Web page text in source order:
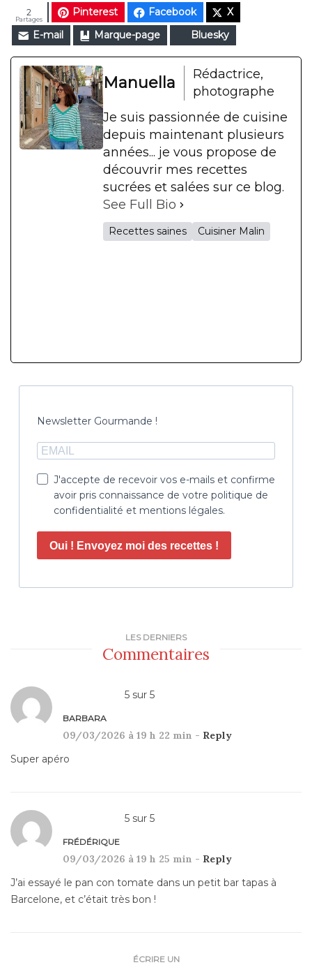
Pinterest Facebook
X
E-mail
Marque-page Bluesky
Partages
2
Manuella
Rédactrice,
photographe
Je suis passionnée de cuisine
depuis maintenant plusieurs
années... je vous propose de
découvrir mes recettes
sucrées et salées sur ce blog.
See Full Bio
Recettes saines Cuisiner Malin
Newsletter Gourmande !
J'accepte de recevoir vos e-mails et confirme
avoir pris connaissance de votre politique de
confidentialité et mentions légales.
Oui ! Envoyez moi des recettes !
LES DERNIERS
Commentaires
5 sur 5
BARBARA
09/03/2026 à 19 h 22 min - Reply
Super apéro
5 sur 5
FRÉDÉRIQUE
09/03/2026 à 19 h 25 min - Reply
J’ai essayé le pan con tomate dans un petit bar tapas à
Barcelone, et c’était très bon !
ÉCRIRE UN